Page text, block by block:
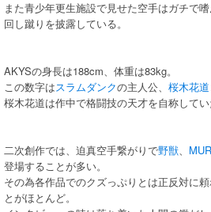
また青少年更生施設で見せた空手はガチで
回し蹴りを披露している。
AKYSの身長は188cm、体重は83kg。
この数字はスラムダンクの主人公、 桜木花道
桜木花道は作中で格闘技の天才を自称して
二次創作では、迫真空手繋がりで野獣、 MUR
登場することが多い。
その為各作品でのクズっぷりとは正反対に
とがほとんど。